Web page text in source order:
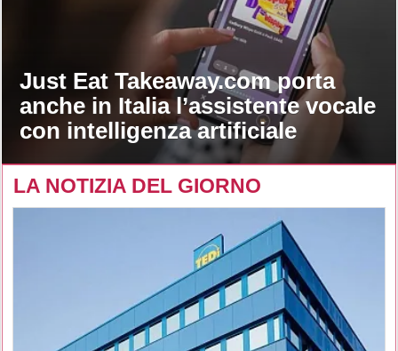
Just Eat Takeaway.com porta
anche in Italia l’assistente vocale
con intelligenza artificiale
LA NOTIZIA DEL GIORNO